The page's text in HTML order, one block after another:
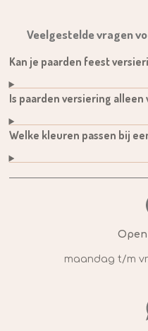
Veelgestelde vragen
Kan je paarden feest
Is paarden versiering alleen
Welke kleuren passen bij
maandag t/m